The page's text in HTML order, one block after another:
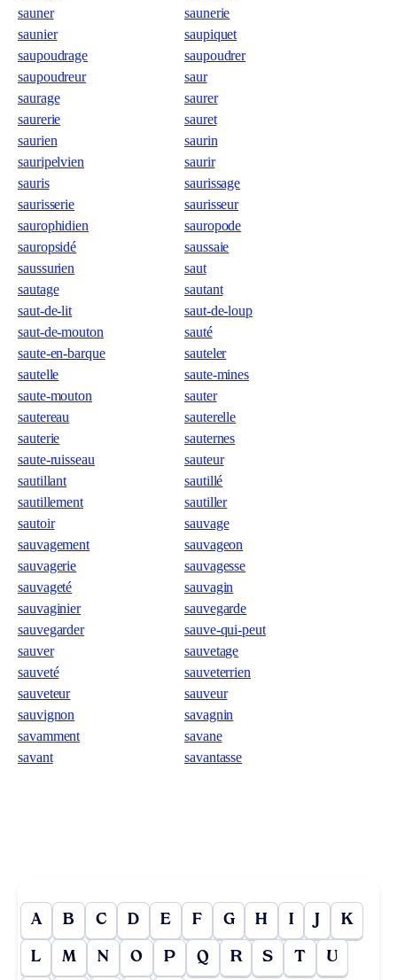
sauner
saunerie
saunier
saupiquet
saupoudrage
saupoudrer
saupoudreur
saur
saurage
saurer
saurerie
sauret
saurien
saurin
sauripelvien
saurir
sauris
saurissage
saurisserie
saurisseur
saurophidien
sauropode
sauropsidé
saussaie
saussurien
saut
sautage
sautant
saut-de-lit
saut-de-loup
saut-de-mouton
sauté
saute-en-barque
sauteler
sautelle
saute-mines
saute-mouton
sauter
sautereau
sauterelle
sauterie
sauternes
saute-ruisseau
sauteur
sautillant
sautillé
sautillement
sautiller
sautoir
sauvage
sauvagement
sauvageon
sauvagerie
sauvagesse
sauvageté
sauvagin
sauvaginier
sauvegarde
sauvegarder
sauve-qui-peut
sauver
sauvetage
sauveté
sauveterrien
sauveteur
sauveur
sauvignon
savagnin
savamment
savane
savant
savantasse
A B C D E F G H I J K
L M N O P Q R S T U